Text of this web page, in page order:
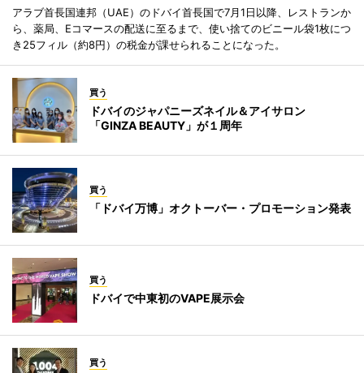
アラブ首長国連邦（UAE）のドバイ首長国で7月1日以降、レストランか
ら、薬局、Eコマースの配送に至るまで、使い捨てのビニール袋1枚につ
き25フィル（約8円）の税金が課せられることになった。
買う
ドバイのジャパニーズネイル＆アイサロン
「GINZA BEAUTY」が１周年
買う
「ドバイ万博」オクトーバー・プロモーション発表
買う
ドバイで中東初のVAPE展示会
買う